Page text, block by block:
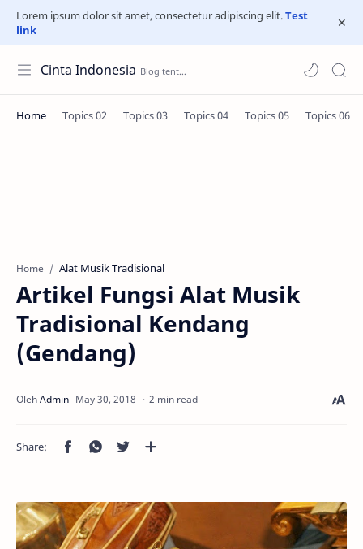
Lorem ipsum dolor sit amet, consectetur adipiscing elit.Test
link
Cinta Indonesia
Home Alat Musik Tradisional
Artikel Fungsi Alat Musik
Tradisional Kendang
(Gendang)
2 min read